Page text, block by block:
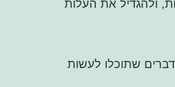
ולהגדיל את העלות
שתוכלו לעשות